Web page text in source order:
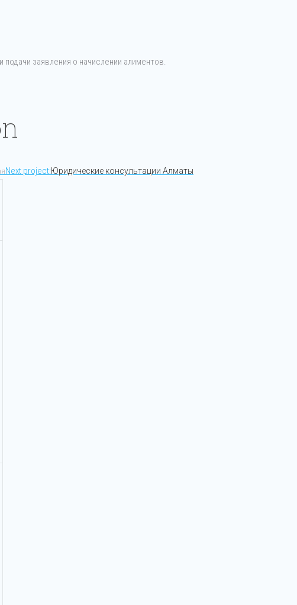
заявления о начислении алиментов.
Next project:Юридические консультации Алматы